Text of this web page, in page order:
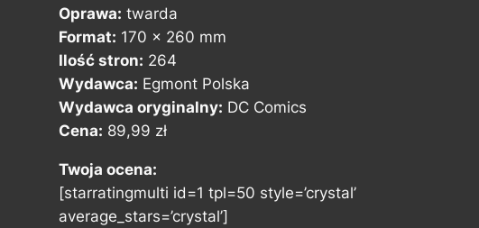
Oprawa: twarda
Format: 170 x 260 mm
Ilość stron: 264
Wydawca: Egmont Polska
Wydawca oryginalny: DC Comics
Cena: 89,99 zł
Twoja ocena:
[starratingmulti id=1 tpl=50 style=’crystal’
average_stars=’crystal’]